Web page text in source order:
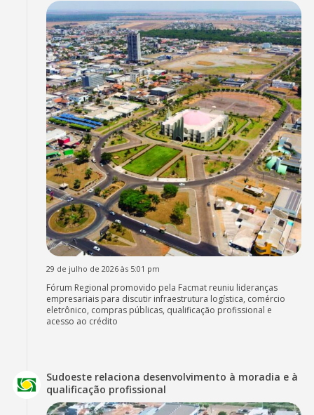
29 de julho de 2026 às 5:01 pm
Fórum Regional promovido pela Facmat reuniu lideranças
empresariais para discutir infraestrutura logística, comércio
eletrônico, compras públicas, qualificação profissional e
acesso ao crédito
Sudoeste relaciona desenvolvimento à moradia e à
qualificação profissional